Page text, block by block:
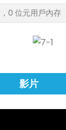
0 位元用戶內存
影片